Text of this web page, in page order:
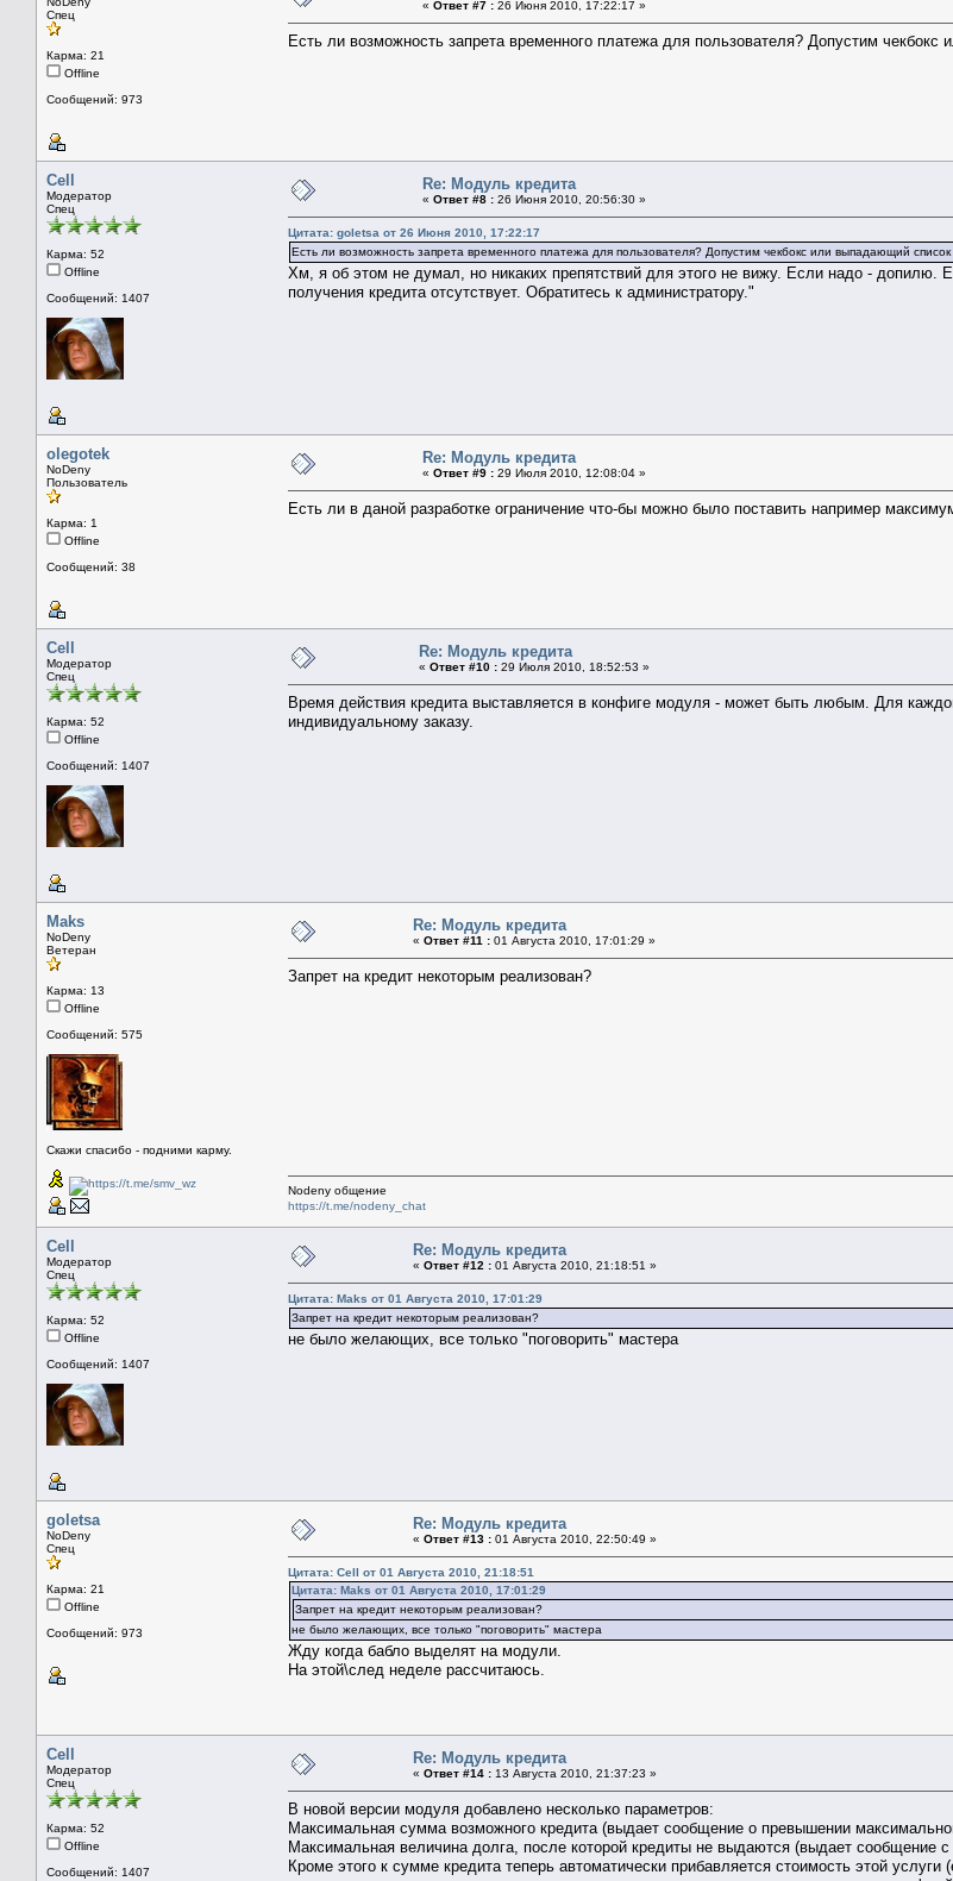
Спец
Карма: 21
Offline
Сообщений: 973
« Ответ #7 : 26 Июня 2010, 17:22:17 »
Есть ли возможность запрета временного платежа для пользователя? Допустим
Cell
Модератор
Спец
Карма: 52
Offline
Сообщений: 1407
Re: Модуль кредита
« Ответ #8 : 26 Июня 2010, 20:56:30 »
Цитата: goletsa от 26 Июня 2010, 17:22:17
Есть ли возможность запрета временного платежа для пользователя? Допустим чекбокс или выпадающий
Хм, я об этом не думал, но никаких препятствий для этого не вижу. Если надо -
получения кредита отсутствует. Обратитесь к администратору."
olegotek
NoDeny
Пользователь
Карма: 1
Offline
Сообщений: 38
Re: Модуль кредита
« Ответ #9 : 29 Июля 2010, 12:08:04 »
Есть ли в даной разработке ограничение что-бы можно было поставить например
Cell
Модератор
Спец
Карма: 52
Offline
Сообщений: 1407
Re: Модуль кредита
« Ответ #10 : 29 Июля 2010, 18:52:53 »
Время действия кредита выставляется в конфиге модуля - может быть любым. Для
индивидуальному заказу.
Maks
NoDeny
Ветеран
Карма: 13
Offline
Сообщений: 575
Скажи спасибо - подними карму.
Re: Модуль кредита
« Ответ #11 : 01 Августа 2010, 17:01:29 »
Запрет на кредит некоторым реализован?
Nodeny общение
https://t.me/nodeny_chat
Cell
Модератор
Спец
Карма: 52
Offline
Сообщений: 1407
Re: Модуль кредита
« Ответ #12 : 01 Августа 2010, 21:18:51 »
Цитата: Maks от 01 Августа 2010, 17:01:29
Запрет на кредит некоторым реализован?
не было желающих, все только "поговорить" мастера
goletsa
NoDeny
Спец
Карма: 21
Offline
Сообщений: 973
Re: Модуль кредита
« Ответ #13 : 01 Августа 2010, 22:50:49 »
Цитата: Cell от 01 Августа 2010, 21:18:51
Цитата: Maks от 01 Августа 2010, 17:01:29
Запрет на кредит некоторым реализован?
не было желающих, все только "поговорить" мастера
Жду когда бабло выделят на модули.
На этой\след неделе рассчитаюсь.
Cell
Модератор
Спец
Карма: 52
Offline
Сообщений: 1407
Re: Модуль кредита
« Ответ #14 : 13 Августа 2010, 21:37:23 »
В новой версии модуля добавлено несколько параметров:
Максимальная сумма возможного кредита (выдает сообщение о превышении
Максимальная величина долга, после которой кредиты не выдаются (выдает сообщение
Кроме этого к сумме кредита теперь автоматически прибавляется стоимость этой